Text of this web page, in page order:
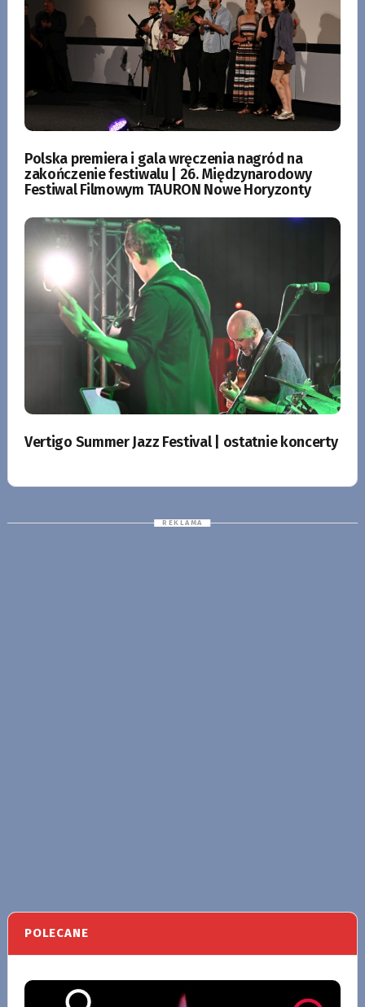
Polska premiera i gala wręczenia nagród na
zakończenie festiwalu | 26. Międzynarodowy
Festiwal Filmowym TAURON Nowe Horyzonty
Vertigo Summer Jazz Festival | ostatnie koncerty
POLECANE